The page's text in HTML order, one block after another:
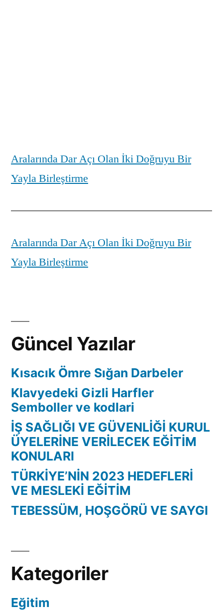
Aralarında Dar Açı Olan İki Doğruyu Bir
Yayla Birleştirme
Aralarında Dar Açı Olan İki Doğruyu Bir
Yayla Birleştirme
Güncel Yazılar
Kısacık Ömre Sığan Darbeler
Klavyedeki Gizli Harfler
Semboller ve kodlari
İŞ SAĞLIĞI VE GÜVENLİĞİ KURUL
ÜYELERİNE VERİLECEK EĞİTİM
KONULARI
TÜRKİYE’NİN 2023 HEDEFLERİ
VE MESLEKİ EĞİTİM
TEBESSÜM, HOŞGÖRÜ VE SAYGI
Kategoriler
Eğitim